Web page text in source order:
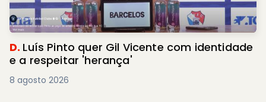
D. Luís Pinto quer Gil Vicente com identidade
e a respeitar 'herança'
8 agosto 2026